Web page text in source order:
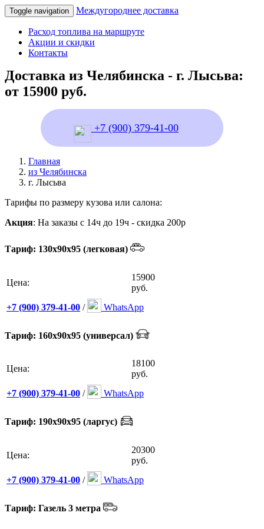
Toggle navigation Междугороднее доставка
Расход топлива на маршруте
Акции и скидки
Контакты
Доставка из Челябинска - г. Лысьва:
от 15900 руб.
+7 (900) 379-41-00
Главная
из Челябинска
г. Лысьва
Тарифы по размеру кузова или салона:
Акция: На заказы с 14ч до 19ч - скидка 200р
Тариф: 130х90х95 (легковая)
Цена:
15900
руб.
+7 (900) 379-41-00 / WhatsApp
Тариф: 160х90х95 (универсал)
Цена:
18100
руб.
+7 (900) 379-41-00 / WhatsApp
Тариф: 190х90х95 (ларгус)
Цена:
20300
руб.
+7 (900) 379-41-00 / WhatsApp
Тариф: Газель 3 метра